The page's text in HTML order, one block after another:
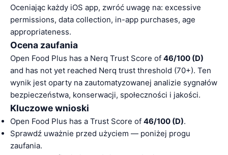
Oceniając każdy iOS app, zwróć uwagę na: excessive
permissions, data collection, in-app purchases, age
appropriateness.
Ocena zaufania
Open Food Plus has a Nerq Trust Score of 46/100 (D)
and has not yet reached Nerq trust threshold (70+). Ten
wynik jest oparty na zautomatyzowanej analizie sygnałów
bezpieczeństwa, konserwacji, społeczności i jakości.
Kluczowe wnioski
Open Food Plus has a Trust Score of 46/100 (D).
Sprawdź uważnie przed użyciem — poniżej progu
zaufania.